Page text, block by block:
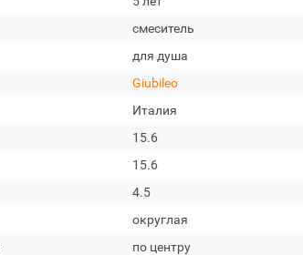
смеситель
для душа
Giubileo
Италия
15.6
15.6
4.5
округлая
по центру